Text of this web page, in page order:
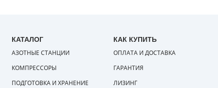
КАТАЛОГ
АЗОТНЫЕ СТАНЦИИ
КОМПРЕССОРЫ
ПОДГОТОВКА И ХРАНЕНИЕ
КАК КУПИТЬ
ОПЛАТА И ДОСТАВКА
ГАРАНТИЯ
ЛИЗИНГ